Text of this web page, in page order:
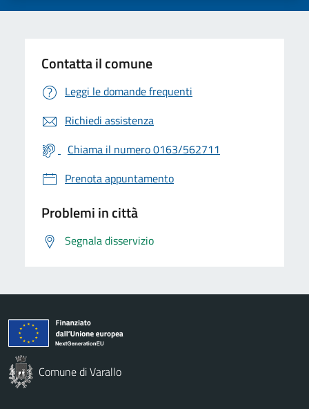
Contatta il comune
Leggi le domande frequenti
Richiedi assistenza
Chiama il numero 0163/562711
Prenota appuntamento
Problemi in città
Segnala disservizio
Comune di Varallo